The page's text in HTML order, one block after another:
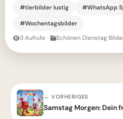
#tierbilder lustig
#WhatsApp
#Wochentagsbilder
3 Aufrufe · Schönen Dienstag
← VORHERIGES